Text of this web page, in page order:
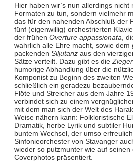
Hier haben wir’s nun allerdings nicht
Formaten zu tun, sondern vielmehr
das für den nahenden Abschluß der
fünf (eigenwillig) orchestrierten
der frühen Overture appassionata ,
wahrlich alle Ehre macht, sowie dem
packenden Siljutanzaus den
Sätze verteilt. Dazu gibt es die
humorige Abhandlung über die
Komponist zu Beginn des zweiten
schließlich ein geradezu
Flöte und Streicher aus dem Jahre
verbindet sich zu einem
mit dem man sich der Welt des
Weise nähern kann: Folkloristische
Dramatik, herbe Lyrik und subtiler
buntem Wechsel, der umso
Sinfonieorchester von Stavanger
wieder so putzmunter wie auf seinen
Coverphotos präsentiert.